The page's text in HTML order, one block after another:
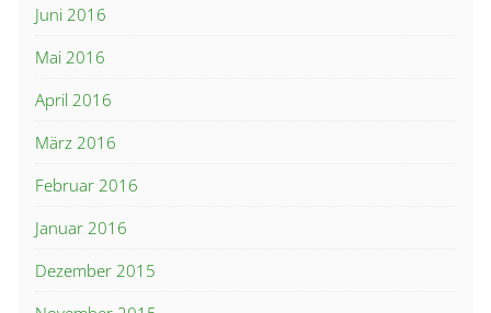
Juni 2016
Mai 2016
April 2016
März 2016
Februar 2016
Januar 2016
Dezember 2015